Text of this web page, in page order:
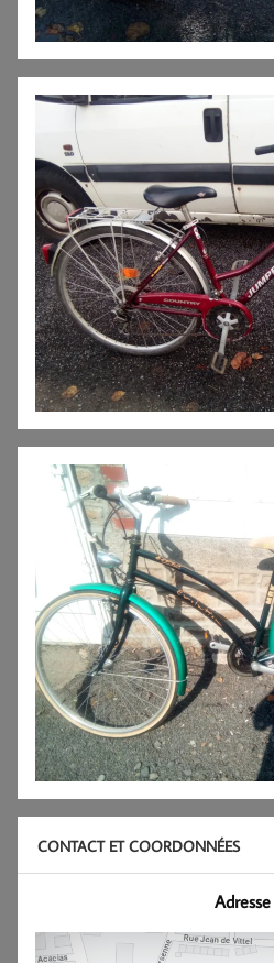
CONTACT ET COORDONNÉES
Adresse